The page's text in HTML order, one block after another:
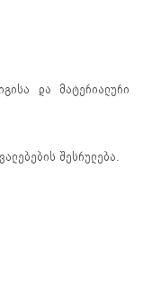
და მატერიალური
შესრულება.